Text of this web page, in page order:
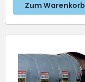
Zum Warenkorb